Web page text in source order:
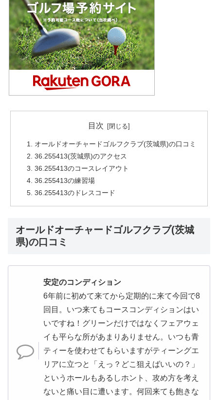
目次
オールドオーチャードゴルフクラブ(茨城県)の口コミ
36.255413(茨城県)のアクセス
36.255413のコースレイアウト
36.255413の練習場
36.255413のドレスコード
オールドオーチャードゴルフクラブ(茨城
県)の口コミ
安定のコンディション
6年前に初めて来てから定期的に来て今回で8
回目。いつ来てもコースコンディションはい
いですね！グリーンだけではなくフェアウェ
イも平らな所があまりありません。いつも青
ティーを使わせてもらいますがティーングエ
リアに立つと「えっ？どこ狙えばいいの？」
というホールもあるしホント、攻め方を考え
ないと痛い目に遭います。何回来ても飽きな